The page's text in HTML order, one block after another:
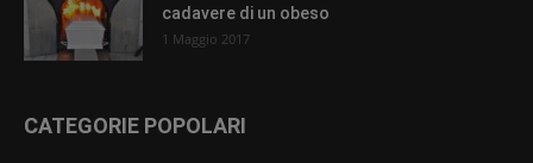
cadavere di un obeso
1 Maggio 2017
CATEGORIE POPOLARI